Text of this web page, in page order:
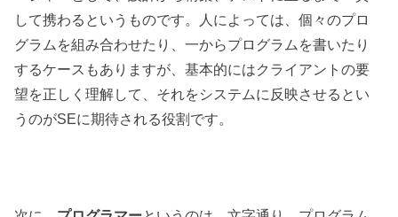
して携わるというものです。人によっては、個々のプロ
グラムを組み合わせたり、一からプログラムを書いたり
するケースもありますが、基本的にはクライアントの要
望を正しく理解して、それをシステムに反映させるとい
うのがSEに期待される役割です。